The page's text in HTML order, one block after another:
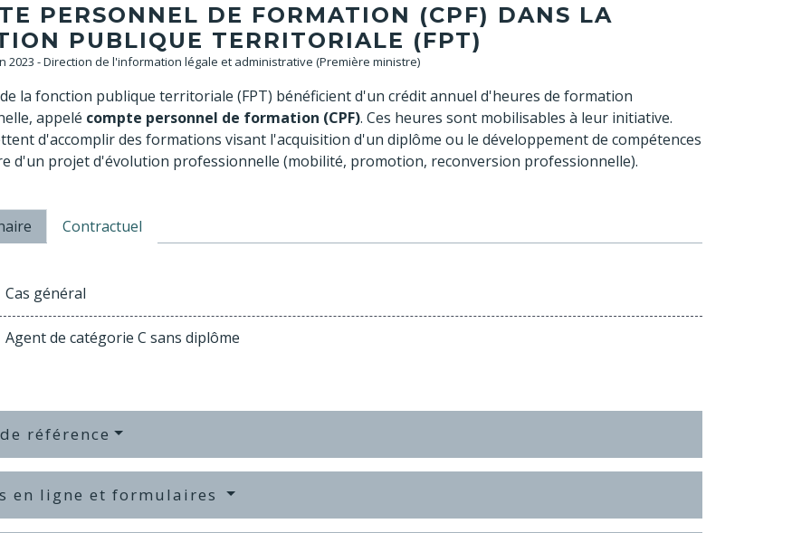
PERSONNEL DE FORMATION (CPF) DANS LA
PUBLIQUE TERRITORIALE (FPT)
2023 - Direction de l'information légale et administrative (Première ministre)
la fonction publique territoriale (FPT) bénéficient d'un crédit annuel d'heures de formation
appelé compte personnel de formation (CPF). Ces heures sont mobilisables à leur initiative.
d'accomplir des formations visant l'acquisition d'un diplôme ou le développement de compétences
d'un projet d'évolution professionnelle (mobilité, promotion, reconversion professionnelle).
Contractuel
Cas général
Agent de catégorie C sans diplôme
référence
en ligne et formulaires